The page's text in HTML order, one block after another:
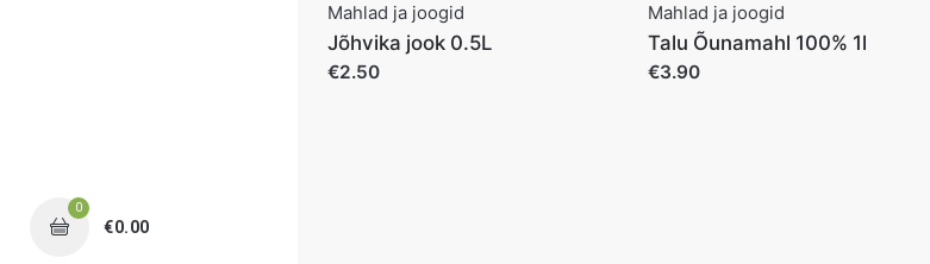
€0.00
0
Mahlad ja joogid
Jõhvika jook 0.5L
€2.50
Mahlad ja joogid
Talu Õunamahl 100% 1l
€3.90